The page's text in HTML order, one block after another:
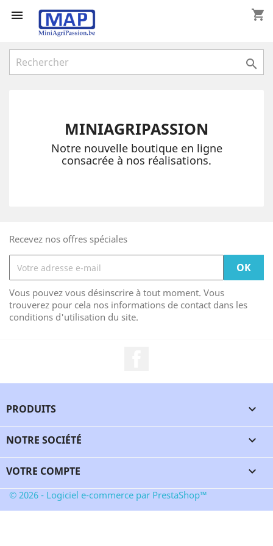
 shopping_cart

MINIAGRIPASSION
Notre nouvelle boutique en ligne
consacrée à nos réalisations.
Recevez nos offres spéciales
Vous pouvez vous désinscrire à tout moment. Vous
trouverez pour cela nos informations de contact dans les
conditions d'utilisation du site.
PRODUITS 
NOTRE SOCIÉTÉ 
VOTRE COMPTE 
© 2026 - Logiciel e-commerce par PrestaShop™